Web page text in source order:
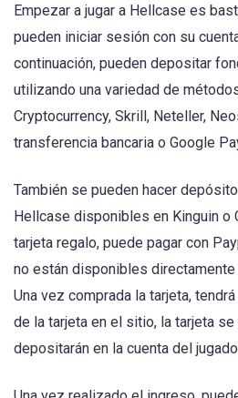
Empezar a jugar a Hellcase es
pueden iniciar sesión con su
continuación, pueden depositar
utilizando una variedad de
Cryptocurrency, Skrill, Neteller,
transferencia bancaria o Google
También se pueden hacer
Hellcase disponibles en Kinguin o
tarjeta regalo, puede pagar con
no están disponibles
Una vez comprada la tarjeta,
de la tarjeta en el sitio, la tarjeta
depositarán en la cuenta del